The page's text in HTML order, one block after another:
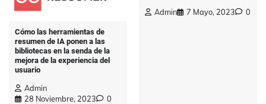
Cómo las herramientas de
resumen de IA ponen a las
bibliotecas en la senda de la
mejora de la experiencia del
usuario
Admin
28 Noviembre, 2023
0
Admin 7 Mayo, 2023 0